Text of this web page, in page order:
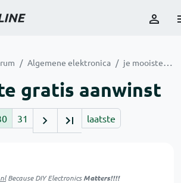
Algemene elektronica je mooiste gratis aanwinst
gratis aanwinst
31 laatste
Because DIY ElectronicsMatters!!!!